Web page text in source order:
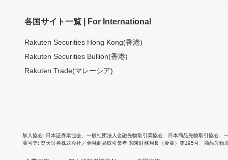
各国サイト一覧 | For International
Rakuten Securities Hong Kong(香港)
Rakuten Securities Bullion(香港)
Rakuten Trade(マレーシア)
加入協会 日本証券業協会 一般社団法人金融先物取引業協会 日本商品先物取引協会
商号等 楽天証券株式会社／金融商品取引業者 関東財務局長（金商）第195号、商品先物